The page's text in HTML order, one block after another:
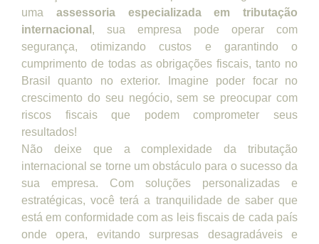
uma assessoria especializada em tributação
internacional , sua empresa pode operar com
segurança, otimizando custos e garantindo o
cumprimento de todas as obrigações fiscais, tanto no
Brasil quanto no exterior. Imagine poder focar no
crescimento do seu negócio, sem se preocupar com
riscos fiscais que podem comprometer seus
resultados!
Não deixe que a complexidade da tributação
internacional se torne um obstáculo para o sucesso da
sua empresa. Com soluções personalizadas e
estratégicas, você terá a tranquilidade de saber que
está em conformidade com as leis fiscais de cada país
onde opera, evitando surpresas desagradáveis e